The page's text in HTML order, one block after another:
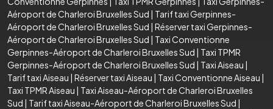
Aéroport de Charleroi Bruxelles Sud | Tarif taxi Gerpinnes-
Aéroport de Charleroi Bruxelles Sud | Réserver taxi Gerpinnes-
Aéroport de Charleroi Bruxelles Sud | Taxi Conventionne
Gerpinnes-Aéroport de Charleroi Bruxelles Sud | Taxi TPMR
Gerpinnes-Aéroport de Charleroi Bruxelles Sud | Taxi Aiseau |
Tarif taxi Aiseau | Réserver taxi Aiseau | Taxi Conventionne Aiseau |
Taxi TPMR Aiseau | Taxi Aiseau-Aéroport de Charleroi Bruxelles
Sud | Tarif taxi Aiseau-Aéroport de Charleroi Bruxelles Sud |